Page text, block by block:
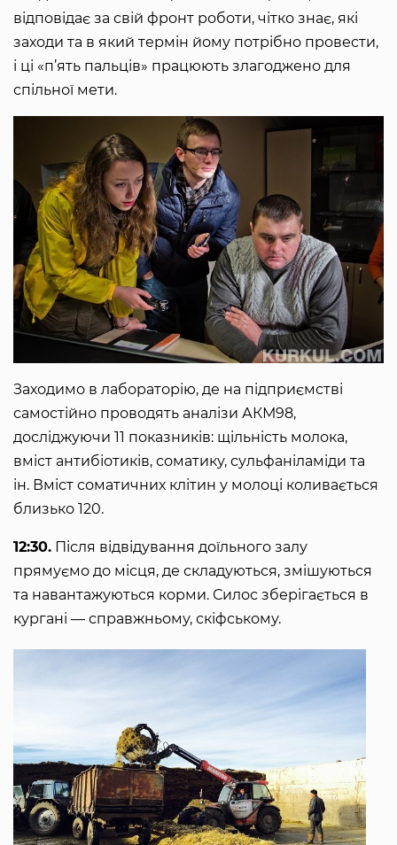
відповідає за свій фронт роботи, чітко знає, які
заходи та в який термін йому потрібно провести,
і ці «п’ять пальців» працюють злагоджено для
спільної мети.
Заходимо в лабораторію, де на підприємстві
самостійно проводять аналізи АКМ98,
досліджуючи 11 показників: щільність молока,
вміст антибіотиків, соматику, сульфаніламіди та
ін. Вміст соматичних клітин у молоці коливається
близько 120.
12:30. Після відвідування доїльного залу
прямуємо до місця, де складуються, змішуються
та навантажуються корми. Силос зберігається в
кургані — справжньому, скіфському.